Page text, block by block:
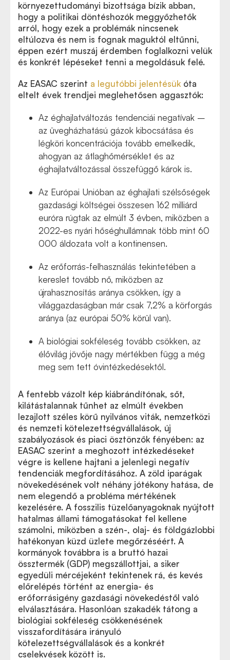
környezettudományi bizottsága bízik abban,
hogy a politikai döntéshozók meggyőzhetők
arról, hogy ezek a problémák nincsenek
eltúlozva és nem is fognak maguktól eltűnni,
éppen ezért muszáj érdemben foglalkozni velük
és konkrét lépéseket tenni a megoldásuk felé.
Az EASAC szerint a legutóbbi jelentésük óta
eltelt évek trendjei meglehetősen aggasztók:
Az éghajlatváltozás tendenciái negatívak –
az üvegházhatású gázok kibocsátása és
légköri koncentrációja tovább emelkedik,
ahogyan az átlaghőmérséklet és az
éghajlatváltozással összefüggő károk is.
Az Európai Unióban az éghajlati szélsőségek
gazdasági költségei összesen 162 milliárd
euróra rúgtak az elmúlt 3 évben, miközben a
2022-es nyári hőséghullámnak több mint 60
000 áldozata volt a kontinensen.
Az erőforrás-felhasználás tekintetében a
kereslet tovább nő, miközben az
újrahasznosítás aránya csökken, így a
világgazdaságban már csak 7,2% a körforgás
aránya (az európai 50% körül van).
A biológiai sokféleség tovább csökken, az
élővilág jövője nagy mértékben függ a még
meg sem tett óvintézkedésektől.
A fentebb vázolt kép kiábrándítónak, sőt,
kilátástalannak tűnhet az elmúlt években
lezajlott széles körű nyilvános viták, nemzetközi
és nemzeti kötelezettségvállalások, új
szabályozások és piaci ösztönzők fényében: az
EASAC szerint a meghozott intézkedéseket
végre is kellene hajtani a jelenlegi negatív
tendenciák megfordításához. A zöld iparágak
növekedésének volt néhány jótékony hatása, de
nem elegendő a probléma mértékének
kezelésére. A fosszilis tüzelőanyagoknak nyújtott
hatalmas állami támogatásokat fel kellene
számolni, miközben a szén-, olaj- és földgázlobbi
hatékonyan küzd üzlete megőrzéséért. A
kormányok továbbra is a bruttó hazai
össztermék (GDP) megszállottjai, a siker
egyedüli mércéjeként tekintenek rá, és kevés
előrelépés történt az energia- és
erőforrásigény gazdasági növekedéstől való
elválasztására. Hasonlóan szakadék tátong a
biológiai sokféleség csökkenésének
visszafordítására irányuló
kötelezettségvállalások és a konkrét
cselekvések között is.